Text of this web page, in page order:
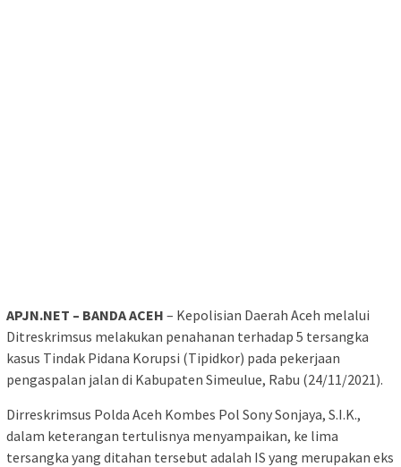
APJN.NET – BANDA ACEH – Kepolisian Daerah Aceh melalui
Ditreskrimsus melakukan penahanan terhadap 5 tersangka
kasus Tindak Pidana Korupsi (Tipidkor) pada pekerjaan
pengaspalan jalan di Kabupaten Simeulue, Rabu (24/11/2021).
Dirreskrimsus Polda Aceh Kombes Pol Sony Sonjaya, S.I.K.,
dalam keterangan tertulisnya menyampaikan, ke lima
tersangka yang ditahan tersebut adalah IS yang merupakan eks